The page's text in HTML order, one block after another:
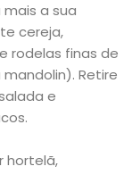
a sua
cereja,
rodelas finas de
Retire
e
hortelã,